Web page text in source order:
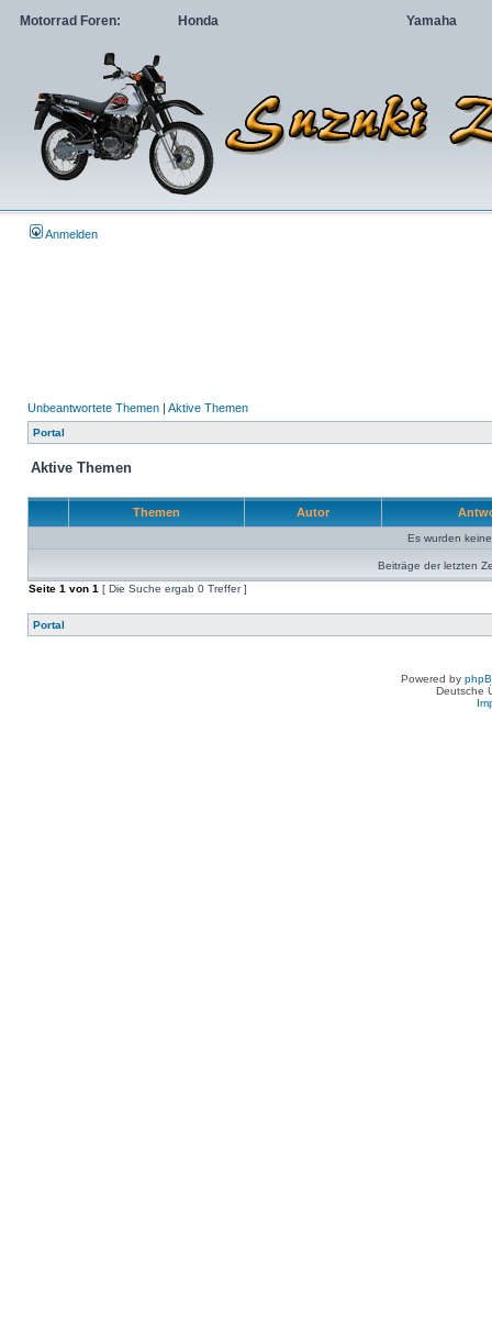
Motorrad Foren: Honda Yamaha
Anmelden
Unbeantwortete Themen | Aktive Themen
Portal
Aktive Themen
Themen Autor
Es wurden
Beiträge der letzten
Seite 1 von 1 [ Die Suche ergab 0 Treffer ]
Portal
Powered by
Deutsche